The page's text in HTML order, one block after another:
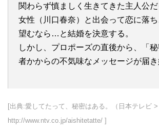
関わらず慎ましく生きてきた主人公
女性（川口春奈）と出会って恋に落
望むなら…と結婚を決意する。
しかし、プロポーズの直後から、「
者かからの不気味なメッセージが届
[出典:愛してたって、秘密はある。（日本テレビ >
http://www.ntv.co.jp/aishitetatte/ ]